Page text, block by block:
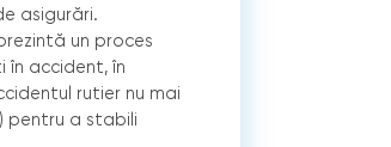
asigurări.
un proces
în accident, în
rutier nu mai
pentru a stabili